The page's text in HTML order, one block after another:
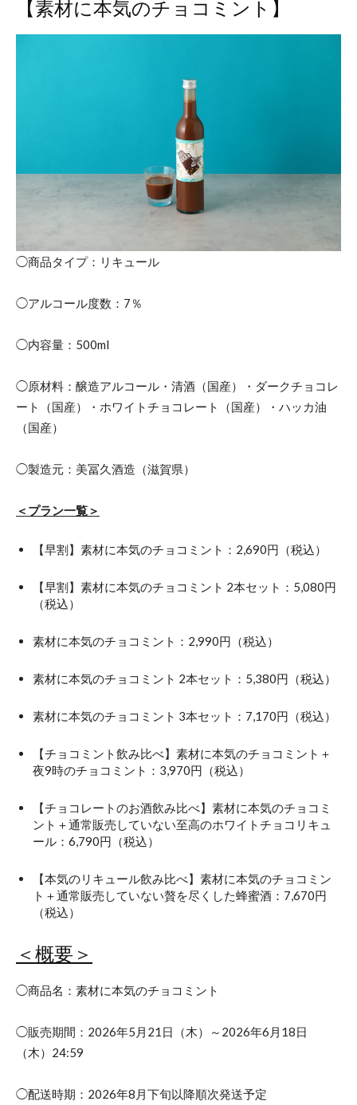
【素材に本気のチョコミント】
◯商品タイプ：リキュール
◯アルコール度数：7％
◯内容量：500ml
◯原材料：醸造アルコール・清酒（国産）・ダークチョコレ
ート（国産）・ホワイトチョコレート（国産）・ハッカ油
（国産）
◯製造元：美冨久酒造（滋賀県）
＜プラン一覧＞
【早割】素材に本気のチョコミント：2,690円（税込）
【早割】素材に本気のチョコミント 2本セット：5,080円
（税込）
素材に本気のチョコミント：2,990円（税込）
素材に本気のチョコミント 2本セット：5,380円（税込）
素材に本気のチョコミント 3本セット：7,170円（税込）
【チョコミント飲み比べ】素材に本気のチョコミント＋
夜9時のチョコミント：3,970円（税込）
【チョコレートのお酒飲み比べ】素材に本気のチョコミ
ント＋通常販売していない至高のホワイトチョコリキュ
ール：6,790円（税込）
【本気のリキュール飲み比べ】素材に本気のチョコミン
ト＋通常販売していない贅を尽くした蜂蜜酒：7,670円
（税込）
＜概要＞
◯商品名：素材に本気のチョコミント
◯販売期間：2026年5月21日（木）～2026年6月18日
（木）24:59
◯配送時期：2026年8月下旬以降順次発送予定